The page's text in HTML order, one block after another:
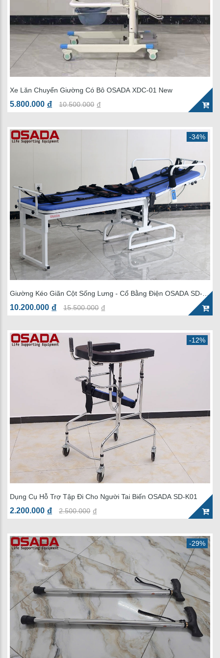
Xe Lăn Chuyển Giường Có Bô OSADA XDC-01 New
5.800.000 đ 10.500.000 đ
Giường Kéo Giãn Cột Sống Lưng - Cổ Bằng Điện OSADA SD-
10.200.000 đ 15.500.000 đ
-34%
Dụng Cụ Hỗ Trợ Tập Đi Cho Người Tai Biến OSADA SD-K01
2.200.000 đ 2.500.000 đ
-12%
-29%